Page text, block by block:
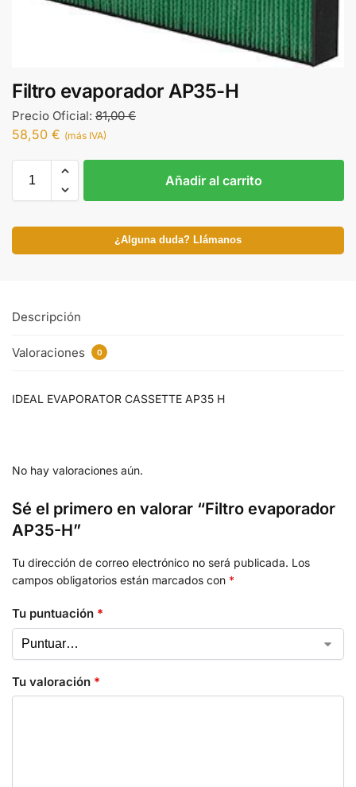
Filtro evaporador AP35-H
Precio Oficial: 81,00€
58,50 € (más IVA)
Añadir al carrito
¿Alguna duda? Llámanos
Descripción
Valoraciones 0
IDEAL EVAPORATOR CASSETTE AP35 H
No hay valoraciones aún.
Sé el primero en valorar “Filtro evaporador
AP35-H”
Tu dirección de correo electrónico no será publicada. Los
campos obligatorios están marcados con *
Tu puntuación *
Tu valoración *